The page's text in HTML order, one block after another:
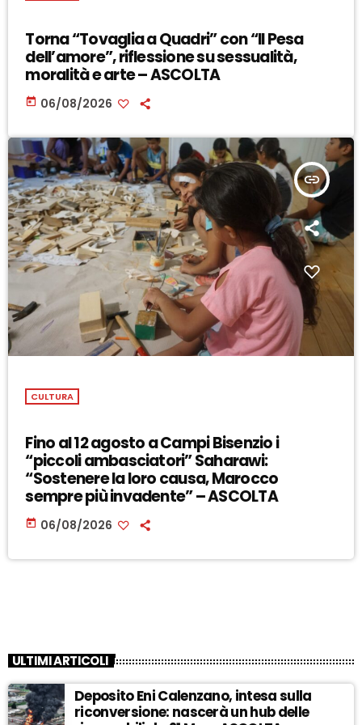
Torna “Tovaglia a Quadri” con “Il Pesa
dell’amore”, riflessione su sessualità,
moralità e arte – ASCOLTA
today 06/08/2026
insert_link
CULTURA
Fino al 12 agosto a Campi Bisenzio i
“piccoli ambasciatori” Saharawi:
“Sostenere la loro causa, Marocco
sempre più invadente” – ASCOLTA
today 06/08/2026
ULTIMI ARTICOLI
Deposito Eni Calenzano, intesa sulla
riconversione: nascerà un hub delle